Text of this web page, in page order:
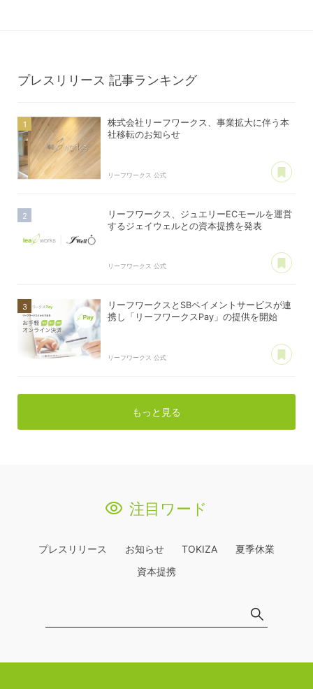
プレスリリース 記事ランキング
株式会社リーフワークス、事業拡大に伴う本
社移転のお知らせ
リーフワークス 公式
リーフワークス、ジュエリーECモールを運営
するジェイウェルとの資本提携を発表
リーフワークス 公式
リーフワークスとSBペイメントサービスが連
携し「リーフワークスPay」の提供を開始
リーフワークス 公式
もっと見る
注目ワード
プレスリリース お知らせ TOKIZA
夏季休業
資本提携